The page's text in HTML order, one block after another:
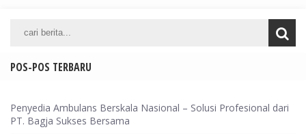
POS-POS TERBARU
Penyedia Ambulans Berskala Nasional – Solusi Profesional dari
PT. Bagja Sukses Bersama